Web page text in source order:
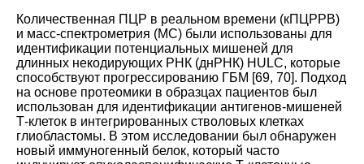
Количественная ПЦР в реальном времени (кПЦРРВ)
и масс-спектрометрия (МС) были использованы для
идентификации потенциальных мишеней для
длинных некодирующих РНК (днРНК) HULC, которые
способствуют прогрессированию ГБМ [69, 70]. Подход
на основе протеомики в образцах пациентов был
использован для идентификации антигенов-мишеней
Т-клеток в интегрированных стволовых клетках
глиобластомы. В этом исследовании был обнаружен
новый иммуногенный белок, который часто